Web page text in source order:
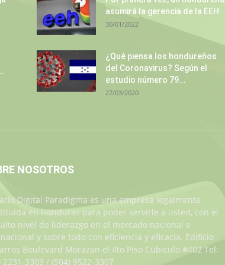
asumirá la gerencia de la EEH
30/01/2022
¿Qué piensa los hondureños
del Coronavirus? Según el
estudio número 79...
27/03/2020
NOSOTROS
Digital Paradigma es una empresa legalmente
en Honduras para poder servirle a usted, con el
nivel de liderazgo en el mercado nacional e
y sobre todo con eficiencia y eficacia. Edificio
Boulevard Morazan el 4to Piso Cubiculo #402 Tel:
2231-3303 / (504) 9522-3307